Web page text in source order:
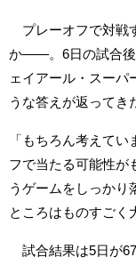
プレーオフで対戦
か――。6日の試合後
ェイアール・スーパ
うな答えが返ってき
「もちろん考えて
フで当たる可能性が
うゲームをしっかり
ところはものすごく
試合結果は5日が